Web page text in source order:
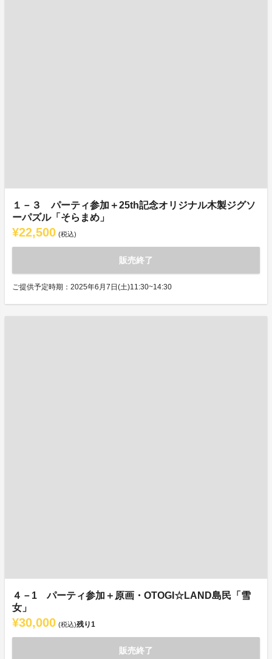
１－３ パーティ参加＋25th記念オリジナル木製ジグソ
ーパズル「そらまめ」
¥22,500 (税込)
販売終了
ご提供予定時期：2025年6月7日(土)11:30~14:30
４－1 パーティ参加＋原画・OTOGI☆LAND島民「雪
女」
¥30,000 (税込)残り1
販売終了